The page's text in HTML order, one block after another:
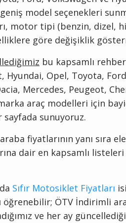
model seçenekleri
motor tipi (benzin, dizel,
göre değişiklik
bu kapsamlı
Hyundai, Opel, Toyota,
Mercedes, Peugeot,
araç modelleri için
sayfada sunuyoruz.
araba fiyatlarının yanı sıra
dair en kapsamlı
Sıfır Motosiklet Fiyatları
öğrenebilir; ÖTV İndirimli
ve her ay